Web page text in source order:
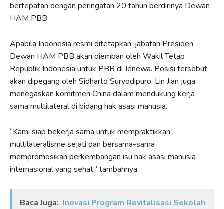
bertepatan dengan peringatan 20 tahun berdirinya Dewan
HAM PBB.
Apabila Indonesia resmi ditetapkan, jabatan Presiden
Dewan HAM PBB akan diemban oleh Wakil Tetap
Republik Indonesia untuk PBB di Jenewa. Posisi tersebut
akan dipegang oleh Sidharto Suryodipuro. Lin Jian juga
menegaskan komitmen China dalam mendukung kerja
sama multilateral di bidang hak asasi manusia.
“Kami siap bekerja sama untuk mempraktikkan
multilateralisme sejati dan bersama-sama
mempromosikan perkembangan isu hak asasi manusia
internasional yang sehat,” tambahnya.
Baca Juga: Inovasi Program Revitalisasi Sekolah